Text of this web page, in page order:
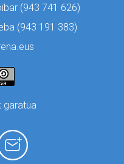
(943 741 626)
(943 191 383)
garatua